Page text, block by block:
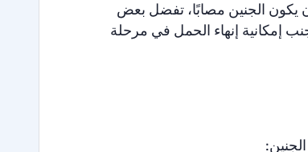
الجنين مصابًا، تفضل بعض
إمكانية إنهاء الحمل في مرحلة